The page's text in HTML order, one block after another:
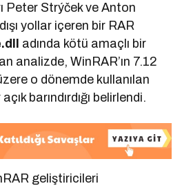
Peter Strýček ve Anton
yollar içeren bir RAR
adında kötü amaçlı bir
analizde, WinRAR’ın 7.12
o dönemde kullanılan
barındırdığı belirlendi.
geliştiricileri